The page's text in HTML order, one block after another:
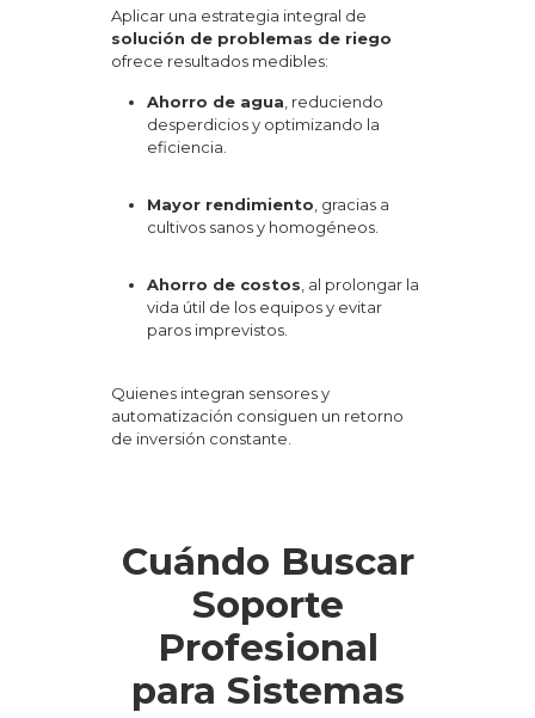
Aplicar una estrategia integral de
solución de problemas de riego
ofrece resultados medibles:
Ahorro de agua , reduciendo
desperdicios y optimizando la
eficiencia.
Mayor rendimiento , gracias a
cultivos sanos y homogéneos.
Ahorro de costos , al prolongar la
vida útil de los equipos y evitar
paros imprevistos.
Quienes integran sensores y
automatización consiguen un retorno
de inversión constante.
Cuándo Buscar
Soporte
Profesional
para Sistemas